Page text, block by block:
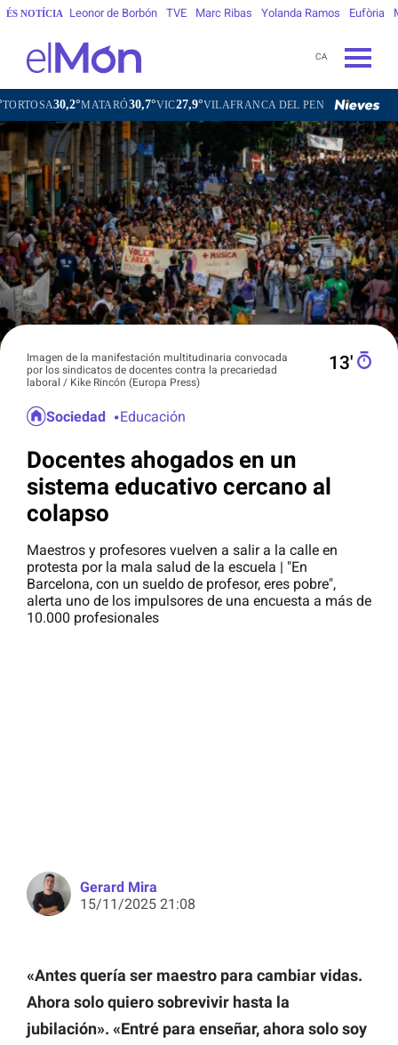
ÉS NOTÍCIA Leonor de Borbón TVE Marc Ribas Yolanda Ramos Eufòria
CA
30,7°VIC27,9°VILAFRANCA DEL PENEDÈS28,8°VILANOVA I LA
Imagen de la manifestación multitudinaria convocada
por los sindicatos de docentes contra la precariedad
laboral / Kike Rincón (Europa Press)
13′
Sociedad Educación
Docentes ahogados en un
sistema educativo cercano al
colapso
Maestros y profesores vuelven a salir a la calle en
protesta por la mala salud de la escuela | "En
Barcelona, con un sueldo de profesor, eres pobre",
alerta uno de los impulsores de una encuesta a más de
10.000 profesionales
Gerard Mira
15/11/2025 21:08
«Antes quería ser maestro para cambiar vidas.
Ahora solo quiero sobrevivir hasta la
jubilación». «Entré para enseñar, ahora solo soy